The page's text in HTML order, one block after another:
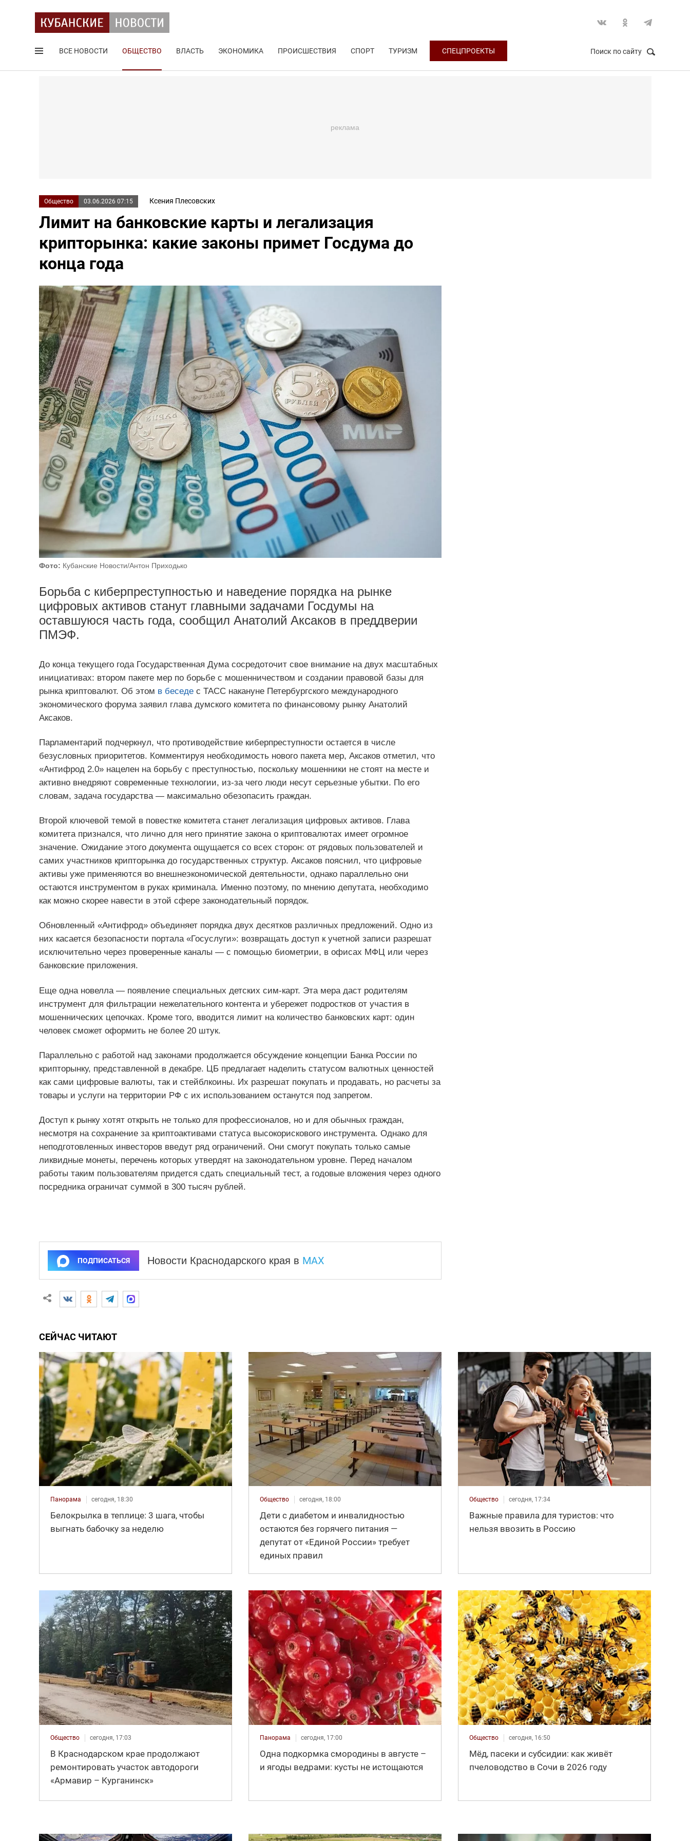
ВСЕ НОВОСТИ ОБЩЕСТВО ВЛАСТЬ ЭКОНОМИКА ПРОИСШЕСТВИЯ СПОРТ ТУРИЗМ СПЕЦПРОЕКТЫ Поиск по сайту
Общество 03.06.2026 07:15 Ксения Плесовских
Лимит на банковские карты и легализация
крипторынка: какие законы примет Госдума до
конца года
Фото: Кубанские Новости/Антон Приходько
Борьба с киберпреступностью и наведение порядка на рынке
цифровых активов станут главными задачами Госдумы на
оставшуюся часть года, сообщил Анатолий Аксаков в преддверии
ПМЭФ.
До конца текущего года Государственная Дума сосредоточит свое внимание на двух масштабных
инициативах: втором пакете мер по борьбе с мошенничеством и создании правовой базы для
рынка криптовалют. Об этом в беседес ТАСС накануне Петербургского международного
экономического форума заявил глава думского комитета по финансовому рынку Анатолий
Аксаков.
Парламентарий подчеркнул, что противодействие киберпреступности остается в числе
безусловных приоритетов. Комментируя необходимость нового пакета мер, Аксаков отметил, что
«Антифрод 2.0» нацелен на борьбу с преступностью, поскольку мошенники не стоят на месте и
активно внедряют современные технологии, из-за чего люди несут серьезные убытки. По его
словам, задача государства — максимально обезопасить граждан.
Второй ключевой темой в повестке комитета станет легализация цифровых активов. Глава
комитета признался, что лично для него принятие закона о криптовалютах имеет огромное
значение. Ожидание этого документа ощущается со всех сторон: от рядовых пользователей и
самих участников крипторынка до государственных структур. Аксаков пояснил, что цифровые
активы уже применяются во внешнеэкономической деятельности, однако параллельно они
остаются инструментом в руках криминала. Именно поэтому, по мнению депутата, необходимо
как можно скорее навести в этой сфере законодательный порядок.
Обновленный «Антифрод» объединяет порядка двух десятков различных предложений. Одно из
них касается безопасности портала «Госуслуги»: возвращать доступ к учетной записи разрешат
исключительно через проверенные каналы — с помощью биометрии, в офисах МФЦ или через
банковские приложения.
Еще одна новелла — появление специальных детских сим-карт. Эта мера даст родителям
инструмент для фильтрации нежелательного контента и убережет подростков от участия в
мошеннических цепочках. Кроме того, вводится лимит на количество банковских карт: один
человек сможет оформить не более 20 штук.
Параллельно с работой над законами продолжается обсуждение концепции Банка России по
крипторынку, представленной в декабре. ЦБ предлагает наделить статусом валютных ценностей
как сами цифровые валюты, так и стейблкоины. Их разрешат покупать и продавать, но расчеты за
товары и услуги на территории РФ с их использованием останутся под запретом.
Доступ к рынку хотят открыть не только для профессионалов, но и для обычных граждан,
несмотря на сохранение за криптоактивами статуса высокорискового инструмента. Однако для
неподготовленных инвесторов введут ряд ограничений. Они смогут покупать только самые
ликвидные монеты, перечень которых утвердят на законодательном уровне. Перед началом
работы таким пользователям придется сдать специальный тест, а годовые вложения через одного
посредника ограничат суммой в 300 тысяч рублей.
ПОДПИСАТЬСЯ Новости Краснодарского края в MAX
СЕЙЧАС ЧИТАЮТ
Панорама сегодня, 18:30
Белокрылка в теплице: 3 шага, чтобы
выгнать бабочку за неделю
Общество сегодня, 18:00
Дети с диабетом и инвалидностью
остаются без горячего питания —
депутат от «Единой России» требует
единых правил
Общество сегодня, 17:34
Важные правила для туристов: что
нельзя ввозить в Россию
Общество сегодня, 17:03
В Краснодарском крае продолжают
ремонтировать участок автодороги
«Армавир – Курганинск»
Панорама сегодня, 17:00
Одна подкормка смородины в августе –
и ягоды ведрами: кусты не истощаются
Общество сегодня, 16:50
Мёд, пасеки и субсидии: как живёт
пчеловодство в Сочи в 2026 году